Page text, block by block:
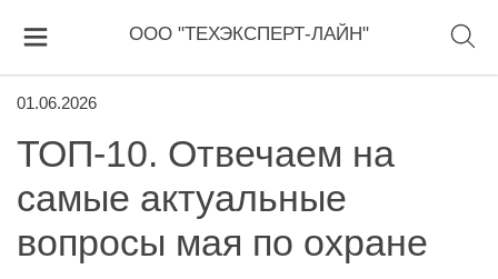
ООО "ТЕХЭКСПЕРТ-ЛАЙН"
01.06.2026
ТОП-10. Отвечаем на
самые актуальные
вопросы мая по охране